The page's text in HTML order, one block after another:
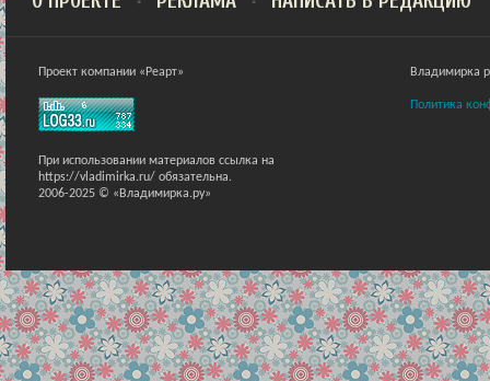
Проект компании «Реарт»
При использовании материалов ссылка на
https://vladimirka.ru/ обязательна.
2006-2025 © «Владимирка.ру»
Владимирка
Политика